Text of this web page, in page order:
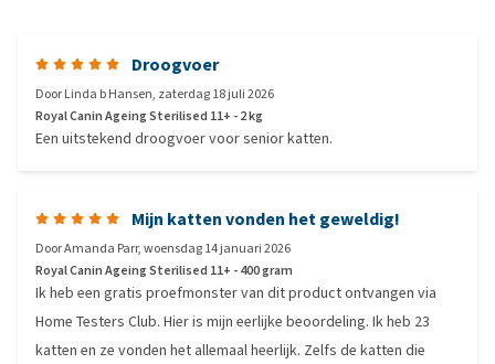
Droogvoer
DoorLinda b Hansen, zaterdag 18 juli 2026
Royal Canin Ageing Sterilised 11+ - 2 kg
Een uitstekend droogvoer voor senior katten.
Mijn katten vonden het geweldig!
DoorAmanda Parr,woensdag 14 januari 2026
Royal Canin Ageing Sterilised 11+ - 400 gram
Ik heb een gratis proefmonster van dit product ontvangen via
Home Testers Club. Hier is mijn eerlijke beoordeling. Ik heb 23
katten en ze vonden het allemaal heerlijk. Zelfs de katten die